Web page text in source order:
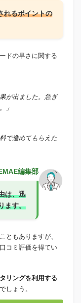
れるポイントの
ドの早さに関する
が出ました。急ぎ
」
で進めてもらえた
編集部
は、迅
ます。
ともありますが、
コミ評価を得てい
リングを利用する
しょう。